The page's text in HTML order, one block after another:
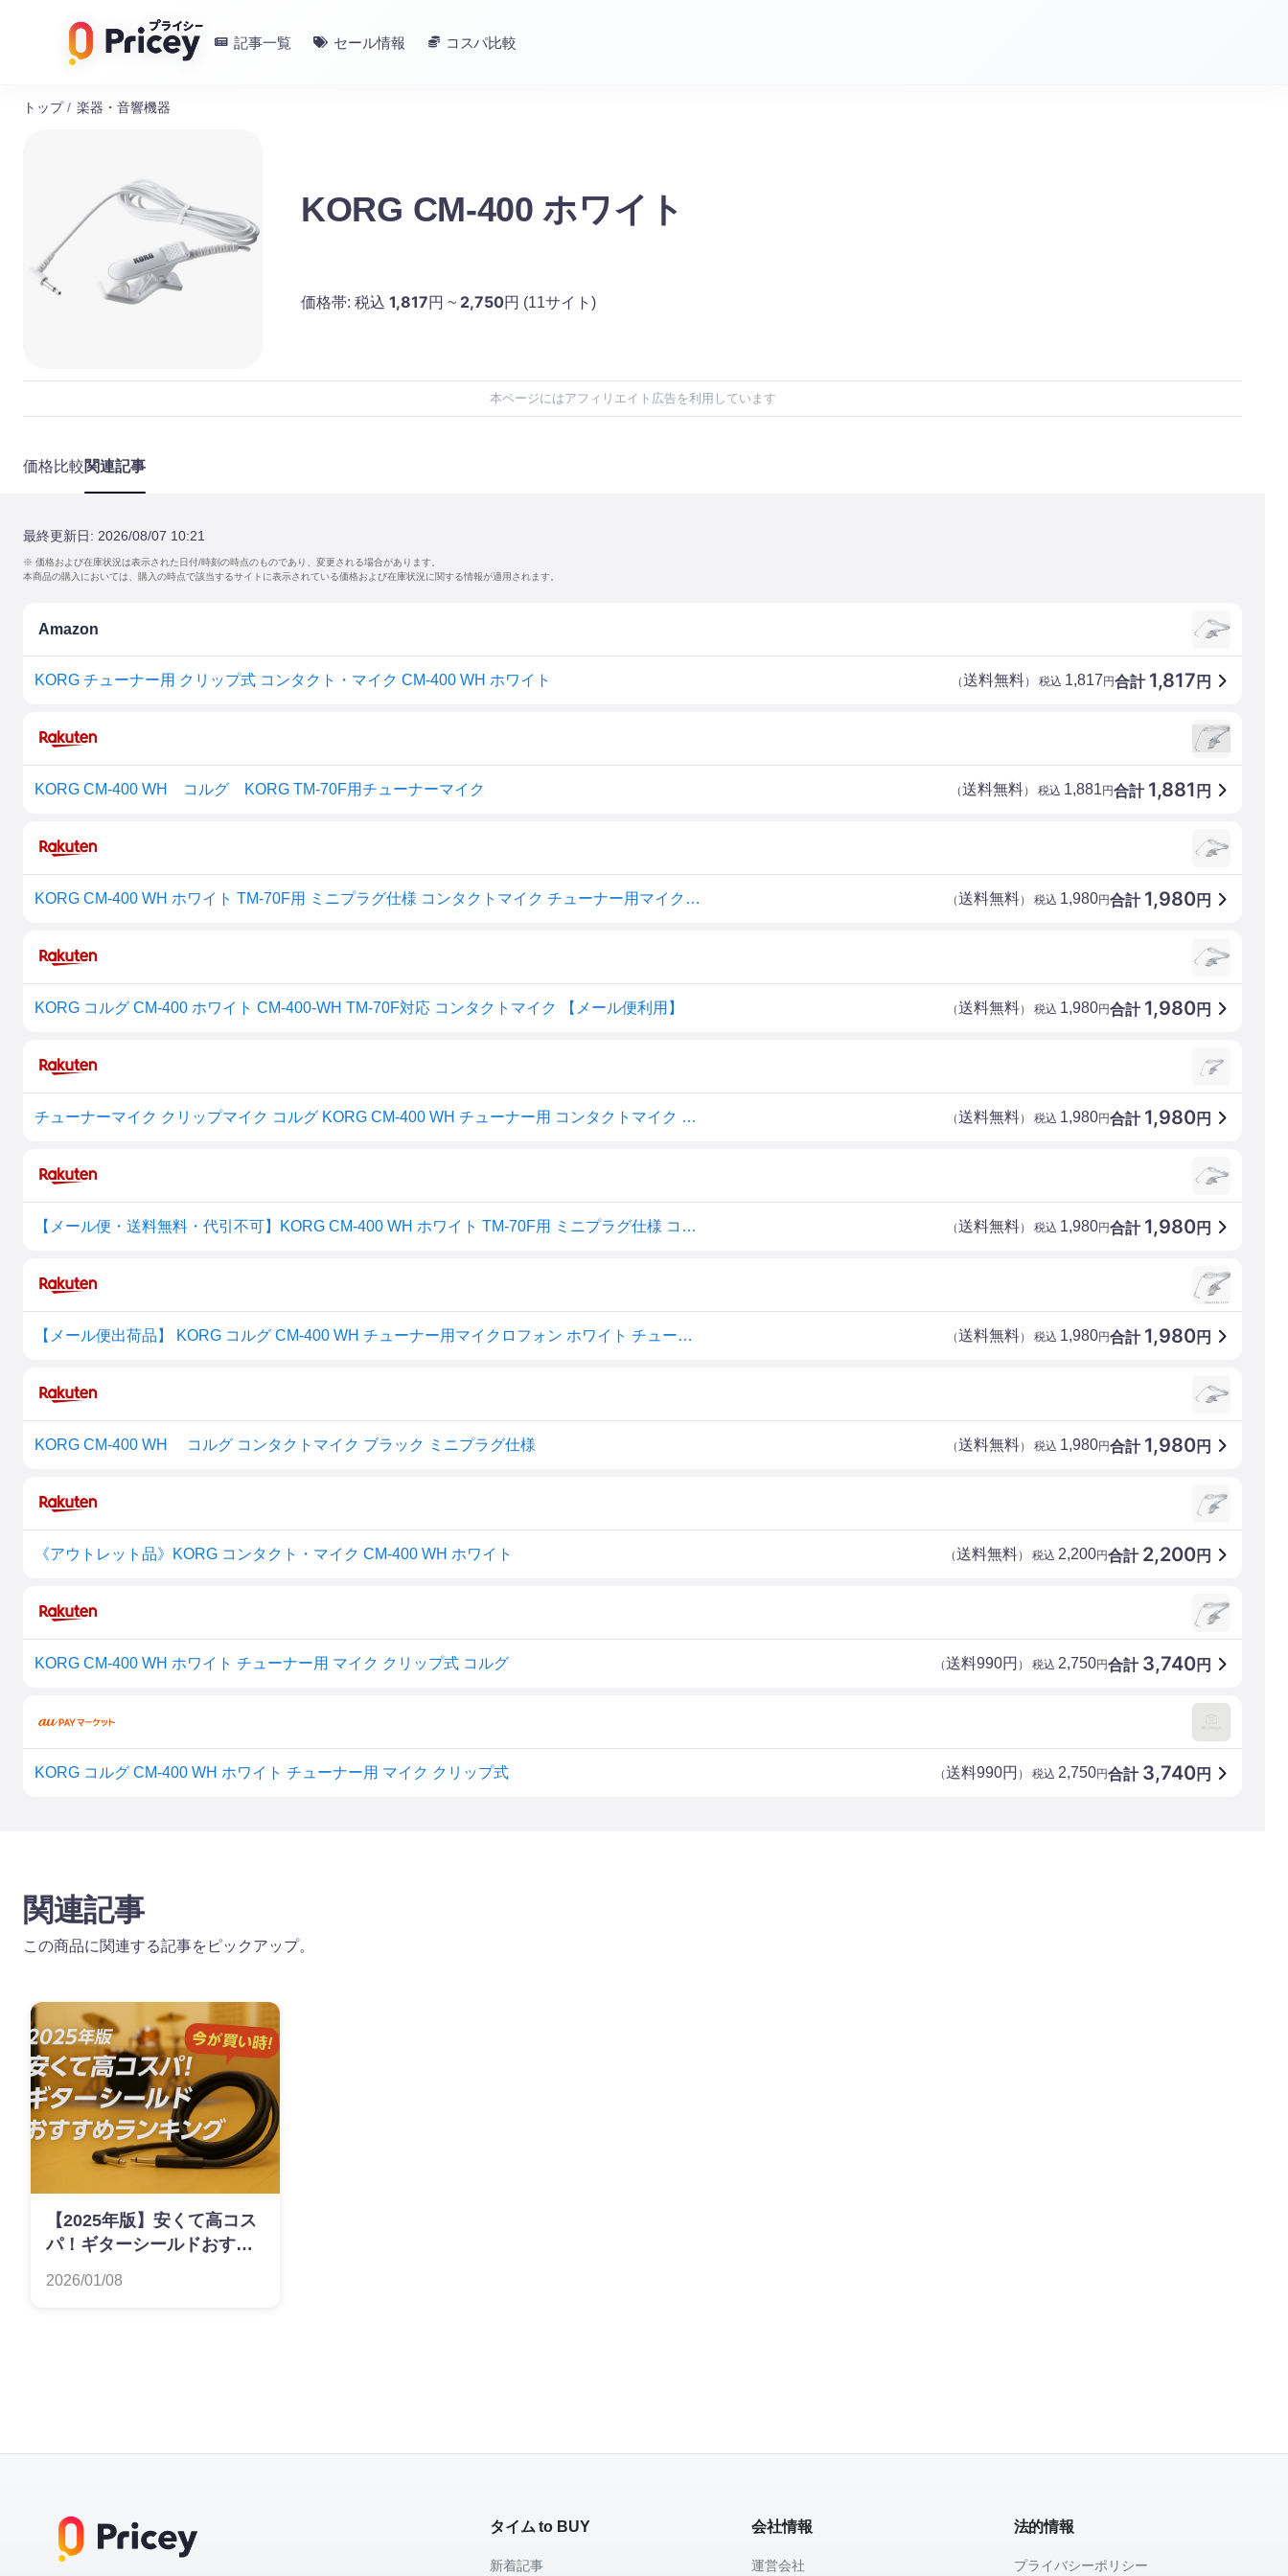
記事一覧 セール情報 コスパ比較
トップ / 楽器・音響機器
KORG CM-400 ホワイト
価格帯: 税込 1,817円 ~ 2,750円 (11サイト)
本ページにはアフィリエイト広告を利用しています
価格比較関連記事
最終更新日: 2026/08/07 10:21
※ 価格および在庫状況は表示された日付/時刻の時点のものであり、変更される場合があります。
本商品の購入においては、購入の時点で該当するサイトに表示されている価格および在庫状況に関する情報が適用されます。
Amazon
KORG チューナー用 クリップ式 コンタクト・マイク CM-400 WH ホワイト 合計 1,817 円
（送料無料） 税込 1,817円
KORG CM-400 WH コルグ KORG TM-70F用チューナーマイク 合計 1,881 円
（送料無料） 税込 1,881円
KORG CM-400 WH ホワイト TM-70F用 ミニプラグ仕様 コンタクトマイク チューナー用マイク【メール便発送・全国送料無料・代金引換不可】 合計 1,980円
（送料無料） 税込 1,980円
KORG コルグ CM-400 ホワイト CM-400-WH TM-70F対応 コンタクトマイク 【メール便利用】 合計 1,980円
（送料無料） 税込 1,980円
チューナーマイク クリップマイク コルグ KORG CM-400 WH チューナー用 コンタクトマイク ホワイト 白 ミニプラグ仕様 合計 1,980円
（送料無料） 税込 1,980円
【メール便・送料無料・代引不可】KORG CM-400 WH ホワイト TM-70F用 ミニプラグ仕様 コンタクトマイク チューナー用マイク 合計 1,980円
（送料無料） 税込 1,980円
【メール便出荷品】 KORG コルグ CM-400 WH チューナー用マイクロフォン ホワイト チューナー用マイク 径3.5mm CONTACT MICROPHONE TM-70F対応 北海道 沖縄 離島不可 合計 1,980円
（送料無料） 税込 1,980円
KORG CM-400 WH コルグ コンタクトマイク ブラック ミニプラグ仕様 合計 1,980円
（送料無料） 税込 1,980円
《アウトレット品》KORG コンタクト・マイク CM-400 WH ホワイト 合計 2,200円
（送料無料） 税込 2,200円
KORG CM-400 WH ホワイト チューナー用 マイク クリップ式 コルグ 合計 3,740円
（送料990円 ） 税込 2,750円
KORG コルグ CM-400 WH ホワイト チューナー用 マイク クリップ式 合計 3,740円
（送料990円 ） 税込 2,750円
関連記事
この商品に関連する記事をピックアップ。
【2025年版】安くて高コス
パ！ギターシールドおすす
2026/01/08
タイム to BUY
新着記事
会社情報
運営会社
法的情報
プライバシーポリシー